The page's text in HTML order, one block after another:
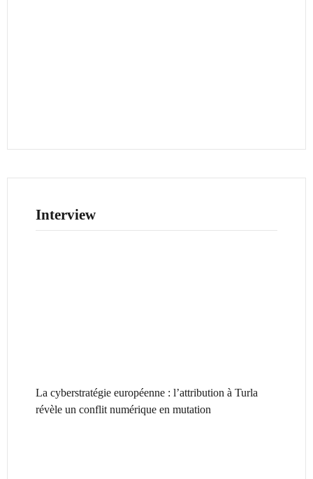
Interview
La cyberstratégie européenne : l’attribution à Turla
révèle un conflit numérique en mutation